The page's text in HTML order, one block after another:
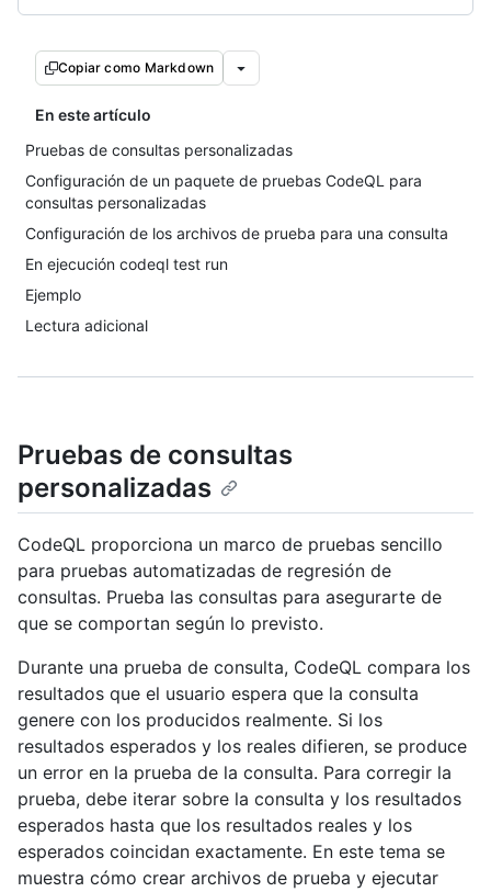
Copiar como Markdown
En este artículo
Pruebas de consultas personalizadas
Configuración de un paquete de pruebas CodeQL para
consultas personalizadas
Configuración de los archivos de prueba para una consulta
En ejecución codeql test run
Ejemplo
Lectura adicional
Pruebas de consultas
personalizadas
CodeQL proporciona un marco de pruebas sencillo
para pruebas automatizadas de regresión de
consultas. Prueba las consultas para asegurarte de
que se comportan según lo previsto.
Durante una prueba de consulta, CodeQL compara los
resultados que el usuario espera que la consulta
genere con los producidos realmente. Si los
resultados esperados y los reales difieren, se produce
un error en la prueba de la consulta. Para corregir la
prueba, debe iterar sobre la consulta y los resultados
esperados hasta que los resultados reales y los
esperados coincidan exactamente. En este tema se
muestra cómo crear archivos de prueba y ejecutar